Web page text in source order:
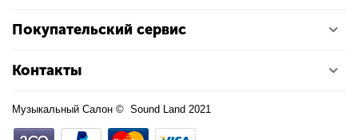
Покупательский сервис
Контакты
Музыкальный Салон © Sound Land 2021